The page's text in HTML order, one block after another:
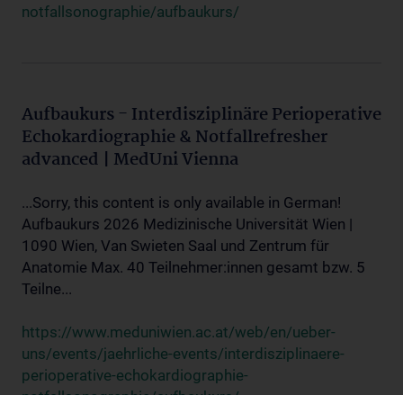
notfallsonographie/aufbaukurs/
Aufbaukurs - Interdisziplinäre Perioperative
Echokardiographie & Notfallrefresher
advanced | MedUni Vienna
...Sorry, this content is only available in German!
Aufbaukurs 2026 Medizinische Universität Wien |
1090 Wien, Van Swieten Saal und Zentrum für
Anatomie Max. 40 Teilnehmer:innen gesamt bzw. 5
Teilne...
https://www.meduniwien.ac.at/web/en/ueber-
uns/events/jaehrliche-events/interdisziplinaere-
perioperative-echokardiographie-